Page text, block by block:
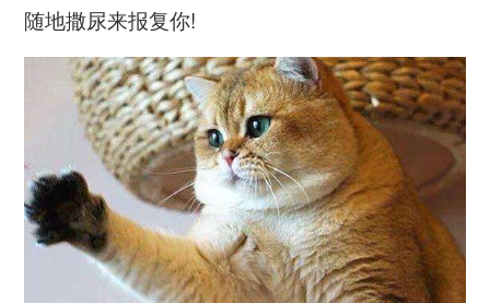
随地撒尿来报复你!